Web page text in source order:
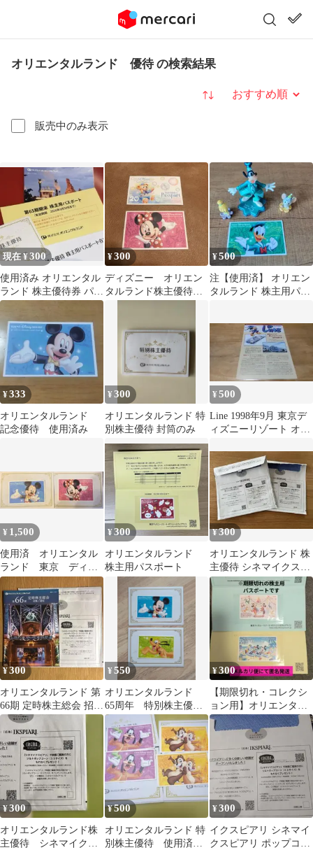
オリエンタルランド 優待 の検索結果
販売中のみ表示
並び替え
現在 ¥300
使用済み オリエンタル
ランド 株主優待券 パス
ポート
¥300
ディズニー オリエン
タルランド株主優待
¥500
注【使用済】 オリエン
タルランド 株主用パス
¥333
オリエンタルランド
記念優待 使用済み
¥300
オリエンタルランド 特
別株主優待 封筒のみ
¥500
Line 1998年9月 東京デ
ィズニーリゾート オリ
¥ 1,500
使用済 オリエンタル
ランド 東京 ディズ
ニー ランド シー
株主優待 優待券
¥300
オリエンタルランド
株主用パスポート
¥300
オリエンタルランド 株
主優待 シネマイクスピ
アリ ポップコーン引換
券 2枚
¥300
オリエンタルランド 第
66期 定時株主総会 招集
ご通知 ディズニー 株主
優待
¥550
オリエンタルランド
65周年 特別株主優待
券 パスポート
¥300
【期限切れ・コレクシ
ョン用】オリエンタル
ランド 株主優待 2枚
¥300
オリエンタルランド株
主優待 シネマイクス
¥500
オリエンタルランド 特
別株主優待 使用済み
¥300
イクスピアリ シネマイ
クスピアリ ポップコー